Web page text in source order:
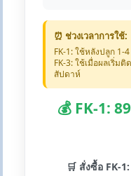
⏰ ช่วงเวลาการใช้:
FK-1: ใช้หลังปลูก
FK-3: ใช้เมื่อผลเริ่ม
สัปดาห์
💰 FK-1:
🛒 สั่งซื้อ FK-1: